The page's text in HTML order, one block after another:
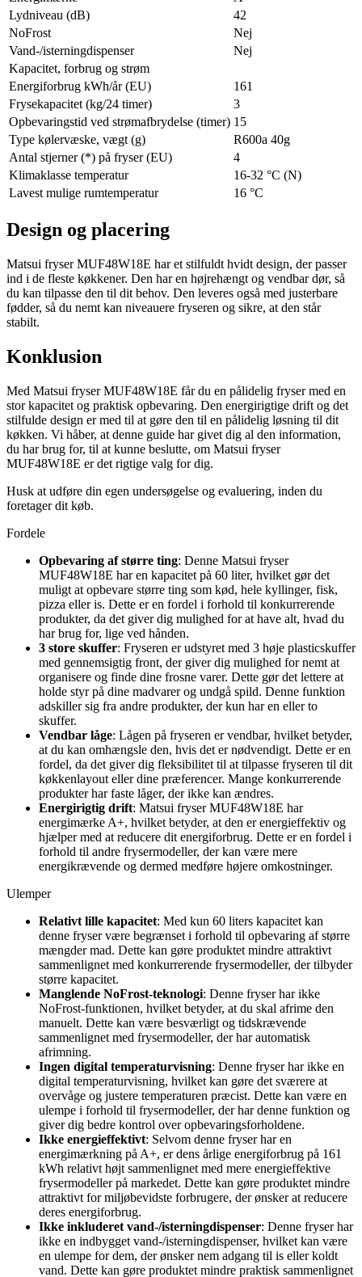
Lydniveau (dB)
42
NoFrost
Nej
Vand-/isterningdispenser
Nej
Kapacitet, forbrug og strøm
Energiforbrug kWh/år (EU)
161
Frysekapacitet (kg/24 timer)
3
Opbevaringstid ved strømafbrydelse (timer) 15
Type kølervæske, vægt (g)
R600a 40g
Antal stjerner (*) på fryser (EU)
4
Klimaklasse temperatur
16-32 °C (N)
Lavest mulige rumtemperatur
16 °C
Design og placering
Matsui fryser MUF48W18E har et stilfuldt hvidt design, der passer
ind i de fleste køkkener. Den har en højrehængt og vendbar dør, så
du kan tilpasse den til dit behov. Den leveres også med justerbare
fødder, så du nemt kan niveauere fryseren og sikre, at den står
stabilt.
Konklusion
Med Matsui fryser MUF48W18E får du en pålidelig fryser med en
stor kapacitet og praktisk opbevaring. Den energirigtige drift og det
stilfulde design er med til at gøre den til en pålidelig løsning til dit
køkken. Vi håber, at denne guide har givet dig al den information,
du har brug for, til at kunne beslutte, om Matsui fryser
MUF48W18E er det rigtige valg for dig.
Husk at udføre din egen undersøgelse og evaluering, inden du
foretager dit køb.
Fordele
Opbevaring af større ting: Denne Matsui fryser
MUF48W18E har en kapacitet på 60 liter, hvilket gør det
muligt at opbevare større ting som kød, hele kyllinger, fisk,
pizza eller is. Dette er en fordel i forhold til konkurrerende
produkter, da det giver dig mulighed for at have alt, hvad du
har brug for, lige ved hånden.
3 store skuffer: Fryseren er udstyret med 3 høje plasticskuffer
med gennemsigtig front, der giver dig mulighed for nemt at
organisere og finde dine frosne varer. Dette gør det lettere at
holde styr på dine madvarer og undgå spild. Denne funktion
adskiller sig fra andre produkter, der kun har en eller to
skuffer.
Vendbar låge: Lågen på fryseren er vendbar, hvilket betyder,
at du kan omhængsle den, hvis det er nødvendigt. Dette er en
fordel, da det giver dig fleksibilitet til at tilpasse fryseren til dit
køkkenlayout eller dine præferencer. Mange konkurrerende
produkter har faste låger, der ikke kan ændres.
Energirigtig drift: Matsui fryser MUF48W18E har
energimærke A+, hvilket betyder, at den er energieffektiv og
hjælper med at reducere dit energiforbrug. Dette er en fordel i
forhold til andre frysermodeller, der kan være mere
energikrævende og dermed medføre højere omkostninger.
Ulemper
Relativt lille kapacitet: Med kun 60 liters kapacitet kan
denne fryser være begrænset i forhold til opbevaring af større
mængder mad. Dette kan gøre produktet mindre attraktivt
sammenlignet med konkurrerende frysermodeller, der tilbyder
større kapacitet.
Manglende NoFrost-teknologi: Denne fryser har ikke
NoFrost-funktionen, hvilket betyder, at du skal afrime den
manuelt. Dette kan være besværligt og tidskrævende
sammenlignet med frysermodeller, der har automatisk
afrimning.
Ingen digital temperaturvisning: Denne fryser har ikke en
digital temperaturvisning, hvilket kan gøre det sværere at
overvåge og justere temperaturen præcist. Dette kan være en
ulempe i forhold til frysermodeller, der har denne funktion og
giver dig bedre kontrol over opbevaringsforholdene.
Ikke energieffektivt: Selvom denne fryser har en
energimærkning på A+, er dens årlige energiforbrug på 161
kWh relativt højt sammenlignet med mere energieffektive
frysermodeller på markedet. Dette kan gøre produktet mindre
attraktivt for miljøbevidste forbrugere, der ønsker at reducere
deres energiforbrug.
Ikke inkluderet vand-/isterningdispenser: Denne fryser har
ikke en indbygget vand-/isterningdispenser, hvilket kan være
en ulempe for dem, der ønsker nem adgang til is eller koldt
vand. Dette kan gøre produktet mindre praktisk sammenlignet